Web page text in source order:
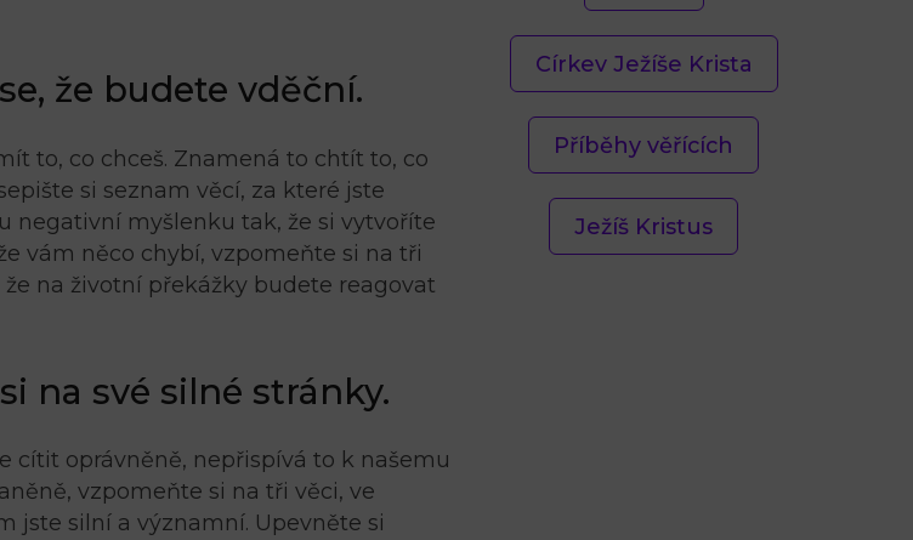
že budete vděční.
to, co chceš. Znamená to chtít to, co
si seznam věcí, za které jste
negativní myšlenku tak, že si vytvoříte
vám něco chybí, vzpomeňte si na tři
na životní překážky budete reagovat
na své silné stránky.
cítit oprávněně, nepřispívá to k našemu
vzpomeňte si na tři věci, ve
jste silní a významní. Upevněte si
Církev Ježíše Krista
Příběhy věřících
Ježíš Kristus